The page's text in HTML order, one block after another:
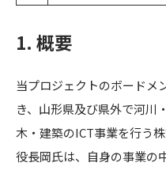
1. 概要
当プロジェクトのボードメ
き、山形県及び県外で河川
木・建築のICT事業を行う
役長岡氏は、自身の事業の